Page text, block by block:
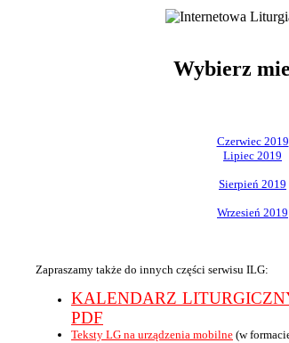
Wybierz
Czerwiec 2019
Lipiec 2019
Sierpień 2019
Wrzesień 2019
Zapraszamy także do innych części serwisu ILG:
KALENDARZ
PDF
Teksty LG na urządzenia mobilne (w